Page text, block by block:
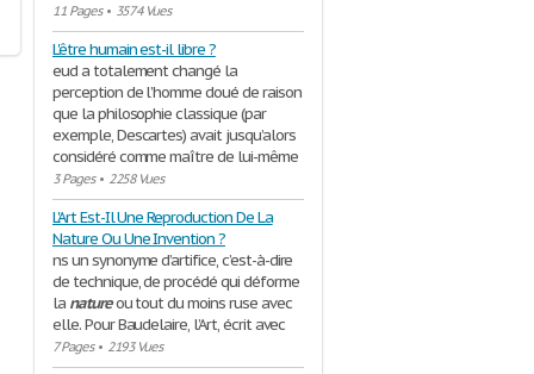
11 Pages• 3574 Vues
L'être humain est-il libre ?
eud a totalement changé la
perception de l’homme doué de raison
que la philosophie classique (par
exemple, Descartes) avait jusqu’alors
considéré comme maître de lui-même
3 Pages• 2258 Vues
L'Art Est-Il Une Reproduction De La
Nature Ou Une Invention ?
ns un synonyme d’artifice, c’est-à-dire
de technique, de procédé qui déforme
la natureou tout du moins ruse avec
elle. Pour Baudelaire, l’Art, écrit avec
7 Pages• 2193 Vues